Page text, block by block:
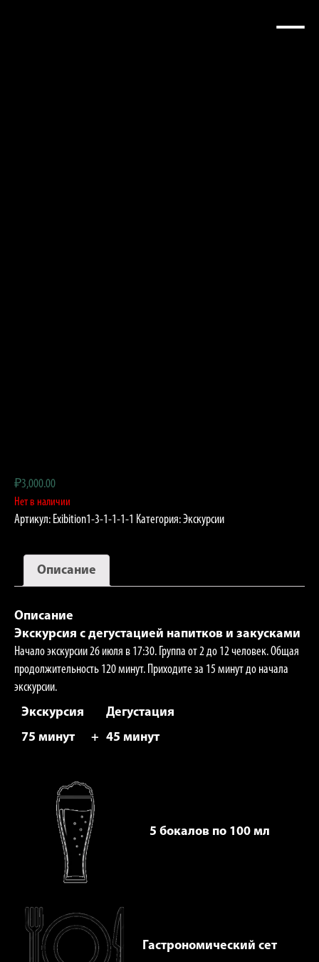
₽3,000.00
Нет в наличии
Артикул: Exibition1-3-1-1-1-1 Категория:Экскурсии
Описание
Описание
Экскурсия с дегустацией напитков и закусками
Начало экскурсии 26 июля в 17:30. Группа от 2 до 12 человек. Общая
продолжительность 120 минут. Приходите за 15 минут до начала
экскурсии.
Экскурсия
Дегустация
75 минут
+ 45 минут
5 бокалов по 100 мл
Гастрономический сет